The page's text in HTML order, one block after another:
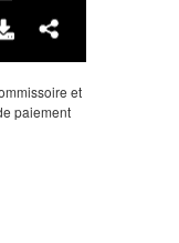
et
paiement